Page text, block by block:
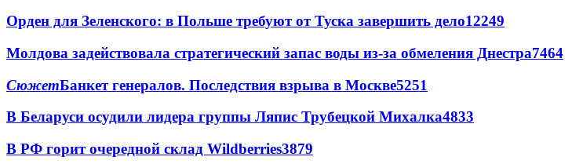
Орден для Зеленского: в Польше требуют от Туска завершить дело12249
Молдова задействовала стратегический запас воды из-за обмеления Днестра7464
СюжетБанкет генералов. Последствия взрыва в Москве5251
В Беларуси осудили лидера группы Ляпис Трубецкой Михалка4833
В РФ горит очередной склад Wildberries3879